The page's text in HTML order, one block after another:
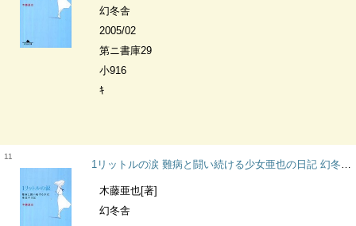
幻冬舎
2005/02
第ニ書庫29
小916
ｷ
11
1リットルの涙 難病と闘い続ける少女亜也の日記 幻冬舎文庫
木藤亜也[著]
幻冬舎